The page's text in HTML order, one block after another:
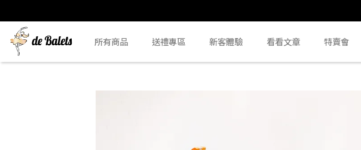
所有商品 送禮專區 新客體驗 看看文章 特賣會